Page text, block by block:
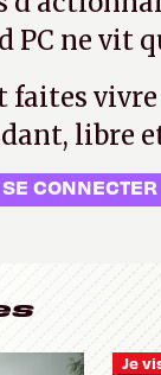
PC ne vit
faites
libre
SE CONNECTER